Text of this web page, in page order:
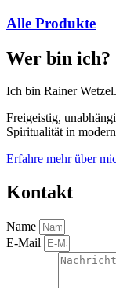
Alle Produkte
Wer bin ich?
Ich bin Rainer Wetzel.
Freigeistig,
Spiritualität in
Erfahre mehr über
Kontakt
Name
E-Mail